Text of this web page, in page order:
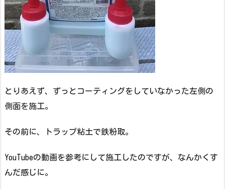
とりあえず、ずっとコーティングをしていなかった左側の
側面を施工。
その前に、トラップ粘土で鉄粉取。
YouTubeの動画を参考にして施工したのですが、なんかくす
んだ感じに。